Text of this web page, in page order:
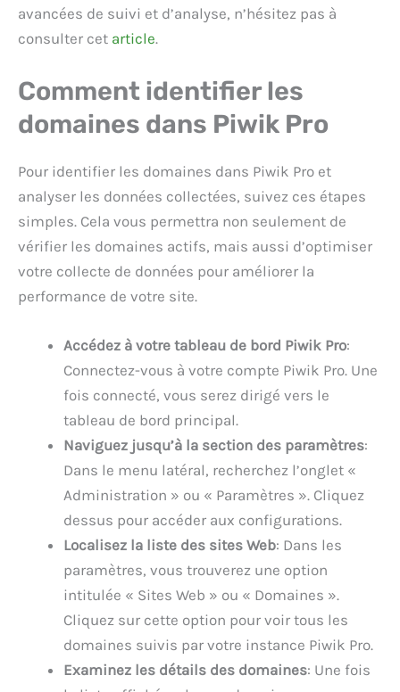
avancées de suivi et d’analyse, n’hésitez pas à
consulter cet article.
Comment identifier les
domaines dans Piwik Pro
Pour identifier les domaines dans Piwik Pro et
analyser les données collectées, suivez ces étapes
simples. Cela vous permettra non seulement de
vérifier les domaines actifs, mais aussi d’optimiser
votre collecte de données pour améliorer la
performance de votre site.
Accédez à votre tableau de bord Piwik Pro:
Connectez-vous à votre compte Piwik Pro. Une
fois connecté, vous serez dirigé vers le
tableau de bord principal.
Naviguez jusqu’à la section des paramètres:
Dans le menu latéral, recherchez l’onglet «
Administration » ou « Paramètres ». Cliquez
dessus pour accéder aux configurations.
Localisez la liste des sites Web: Dans les
paramètres, vous trouverez une option
intitulée « Sites Web » ou « Domaines ».
Cliquez sur cette option pour voir tous les
domaines suivis par votre instance Piwik Pro.
Examinez les détails des domaines: Une fois